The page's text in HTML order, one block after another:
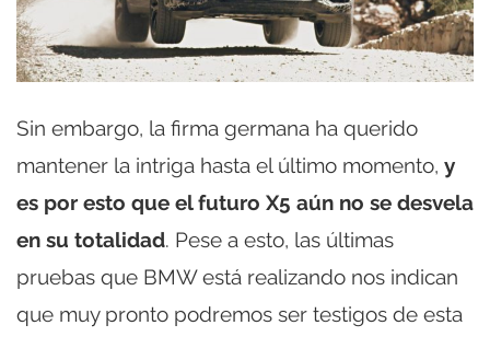
Sin embargo, la firma germana ha querido
mantener la intriga hasta el último momento, y
es por esto que el futuro X5 aún no se desvela
en su totalidad. Pese a esto, las últimas
pruebas que BMW está realizando nos indican
que muy pronto podremos ser testigos de esta